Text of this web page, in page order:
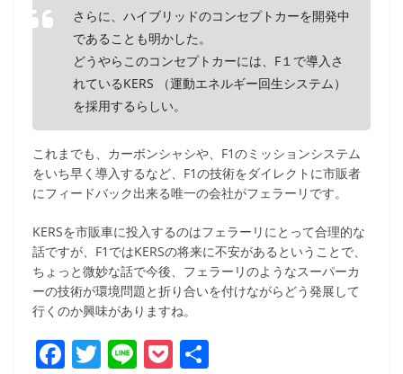
さらに、ハイブリッドのコンセプトカーを開発中
であることも明かした。
どうやらこのコンセプトカーには、F１で導入さ
れているKERS （運動エネルギー回生システム）
を採用するらしい。
これまでも、カーボンシャシや、F1のミッションシステム
をいち早く導入するなど、F1の技術をダイレクトに市販者
にフィードバック出来る唯一の会社がフェラーリです。
KERSを市販車に投入するのはフェラーリにとって合理的な
話ですが、F1ではKERSの将来に不安があるということで、
ちょっと微妙な話で今後、フェラーリのようなスーパーカ
ーの技術が環境問題と折り合いを付けながらどう発展して
行くのか興味がありますね。
F T Li P